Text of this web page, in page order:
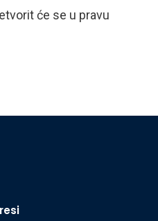
će se u pravu